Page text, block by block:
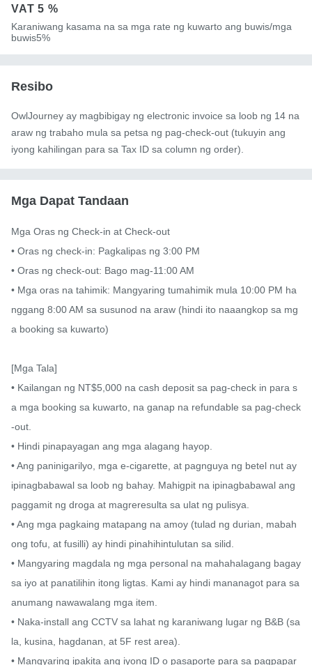
VAT5 %
Karaniwang kasama na sa mga rate ng kuwarto ang buwis/mga
buwis5%
Resibo
OwlJourney ay magbibigay ng electronic invoice sa loob ng 14 na
araw ng trabaho mula sa petsa ng pag-check-out (tukuyin ang
iyong kahilingan para sa Tax ID sa column ng order).
Mga Dapat Tandaan
Mga Oras ng Check-in at Check-out
• Oras ng check-in: Pagkalipas ng 3:00 PM
• Oras ng check-out: Bago mag-11:00 AM
• Mga oras na tahimik: Mangyaring tumahimik mula 10:00 PM ha
nggang 8:00 AM sa susunod na araw (hindi ito naaangkop sa mg
a booking sa kuwarto)
[Mga Tala]
• Kailangan ng NT$5,000 na cash deposit sa pag-check in para s
a mga booking sa kuwarto, na ganap na refundable sa pag-check
-out.
• Hindi pinapayagan ang mga alagang hayop.
• Ang paninigarilyo, mga e-cigarette, at pagnguya ng betel nut ay
ipinagbabawal sa loob ng bahay. Mahigpit na ipinagbabawal ang
paggamit ng droga at magreresulta sa ulat ng pulisya.
• Ang mga pagkaing matapang na amoy (tulad ng durian, mabah
ong tofu, at fusilli) ay hindi pinahihintulutan sa silid.
• Mangyaring magdala ng mga personal na mahahalagang bagay
sa iyo at panatilihin itong ligtas. Kami ay hindi mananagot para sa
anumang nawawalang mga item.
• Naka-install ang CCTV sa lahat ng karaniwang lugar ng B&B (sa
la, kusina, hagdanan, at 5F rest area).
• Mangyaring ipakita ang iyong ID o pasaporte para sa pagpapar